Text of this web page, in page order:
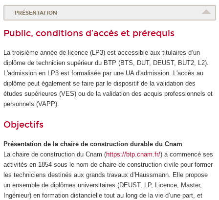
PRÉSENTATION
Public, conditions d’accès et prérequis
La troisième année de licence (LP3) est accessible aux titulaires d’un
diplôme de technicien supérieur du BTP (BTS, DUT, DEUST, BUT2, L2).
L'admission en LP3 est formalisée par une UAd'admission. L'accès au
diplôme peut également se faire par le dispositif de la validation des
études supérieures (VES) ou de la validation des acquis professionnels et
personnels (VAPP).
Objectifs
Présentation de la chaire de construction durable du Cnam
La chaire de construction du Cnam (https://btp.cnam.fr/) a commencé ses
activités en 1854 sous le nom de chaire de construction civile pour former
les techniciens destinés aux grands travaux d’Haussmann. Elle propose
un ensemble de diplômes universitaires (DEUST, LP, Licence, Master,
Ingénieur) en formation distancielle tout au long de la vie d’une part, et